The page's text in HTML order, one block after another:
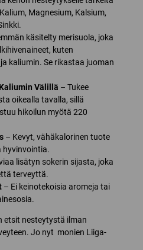
Magnesium, Kalsium,
käsitelty merisuola, joka
kuten
kaliumin. Se rikastaa juoman
Välillä – Tukee
oikealla tavalla, sillä
hikoilun myötä 220
– Kevyt, vähäkalorinen tuote
hyvinvointia.
lisätyn sokerin sijasta, joka
terveyttä.
– Ei keinotekoisia aromeja tai
etsit nesteytystä ilman
Jo nyt monien Liiga-